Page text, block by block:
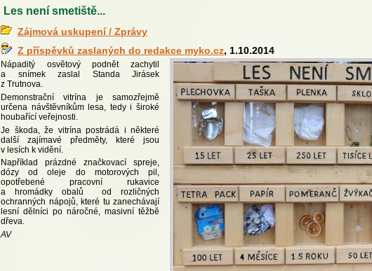
Les není smetiště...
Zájmová uskupení / Zprávy
Z příspěvků zaslaných do redakce myko.cz, 1.10.2014
Nápaditý osvětový podnět zachytil
a snímek zaslal Standa Jirásek
z Trutnova.
Demonstrační vitrína je samozřejmě
určena návštěvníkům lesa, tedy i široké
houbařící veřejnosti.
Je škoda, že vitrína postrádá i některé
další zajímavé předměty, které jsou
v lesích k vidění.
Například prázdné značkovací spreje,
dózy od oleje do motorových pil,
opotřebené pracovní rukavice
a hromádky obalů od rozličných
ochranných nápojů, které tu zanechávají
lesní dělníci po náročné, masivní těžbě
dřeva.
AV